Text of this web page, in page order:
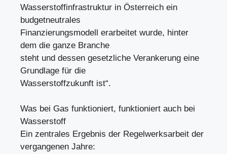
Wasserstoffinfrastruktur in Österreich ein
budgetneutrales
Finanzierungsmodell erarbeitet wurde, hinter
dem die ganze Branche
steht und dessen gesetzliche Verankerung eine
Grundlage für die
Wasserstoffzukunft ist“.
Was bei Gas funktioniert, funktioniert auch bei
Wasserstoff
Ein zentrales Ergebnis der Regelwerksarbeit der
vergangenen Jahre: